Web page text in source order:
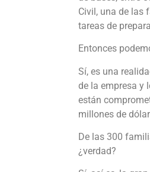
Civil, una de las
tareas de
Entonces
Sí, es una
de la empresa y
están
millones de
De las 300
¿verdad?